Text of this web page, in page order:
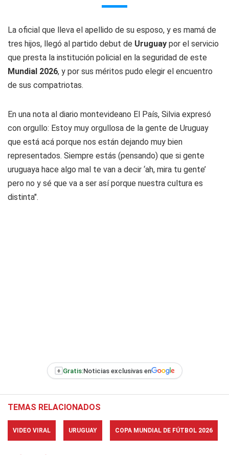
La oficial que lleva el apellido de su esposo, y es mamá de
tres hijos, llegó al partido debut de Uruguay por el servicio
que presta la institución policial en la seguridad de este
Mundial 2026, y por sus méritos pudo elegir el encuentro
de sus compatriotas.
En una nota al diario montevideano El País, Silvia expresó
con orgullo: Estoy muy orgullosa de la gente de Uruguay
que está acá porque nos están dejando muy bien
representados. Siempre estás (pensando) que si gente
uruguaya hace algo mal te van a decir ‘ah, mira tu gente’
pero no y sé que va a ser así porque nuestra cultura es
distinta".
+ Gratis:Noticias exclusivas en
TEMAS RELACIONADOS
VIDEO VIRAL URUGUAY COPA MUNDIAL DE FÚTBOL 2026